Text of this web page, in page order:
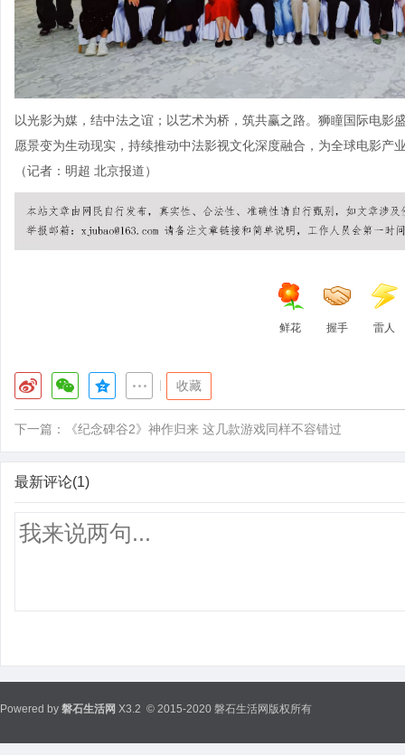
以光影为媒，结中法之谊；以艺术为桥，筑共赢之路。狮瞳国际电影
愿景变为生动现实，持续推动中法影视文化深度融合，为全球电影产
（记者：明超 北京报道）
鲜花 握手 雷人
收藏
下一篇： 《纪念碑谷2》神作归来 这几款游戏同样不容错过
最新评论(1)
Powered by 磐石生活网 X3.2 © 2015-2020 磐石生活网版权所有